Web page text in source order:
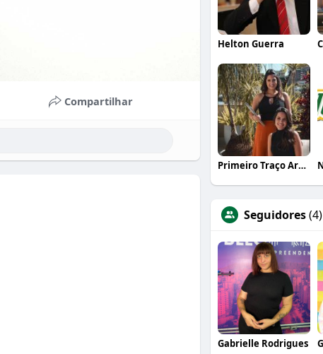
Compartilhar
Helton Guerra
Primeiro Traço Arquitetura
Seguidores(4)
Gabrielle Rodrigues